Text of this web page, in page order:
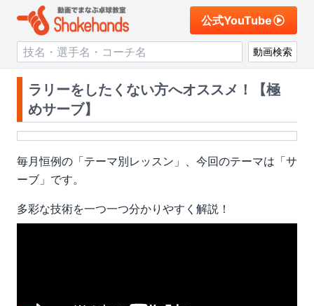
公式YouTube
動画検索
ラリーをしたくない方へオススメ！【極
めサーブ】
毎月恒例の「テーマ別レッスン」、今回のテーマは「サ
ーブ」です。
多彩な技術を一つ一つ分かりやすく解説！